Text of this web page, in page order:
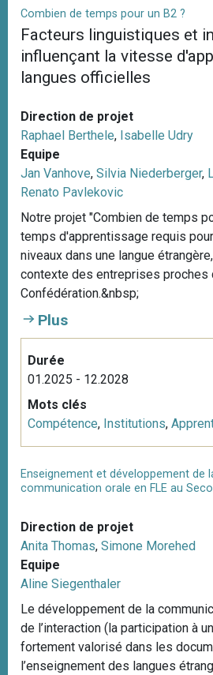
Combien de temps pour un B2 ?
Facteurs linguistiques et
influençant la vitesse
langues officielles
Direction de projet
Raphael Berthele, Isabelle Udry
Equipe
Jan Vanhove, Silvia Niederberger,
Renato Pavlekovic
Notre projet "Combien de temps
temps d'apprentissage requis
niveaux dans une langue
contexte des entreprises proches
Confédération.&nbsp;
Plus
Durée
01.2025 - 12.2028
Mots clés
Compétence, Institutions,
Enseignement et développement de
communication orale en FLE au
Direction de projet
Anita Thomas, Simone Morehed
Equipe
Aline Siegenthaler
Le développement de la
de l’interaction (la participation à
fortement valorisé dans les
l’enseignement des langues